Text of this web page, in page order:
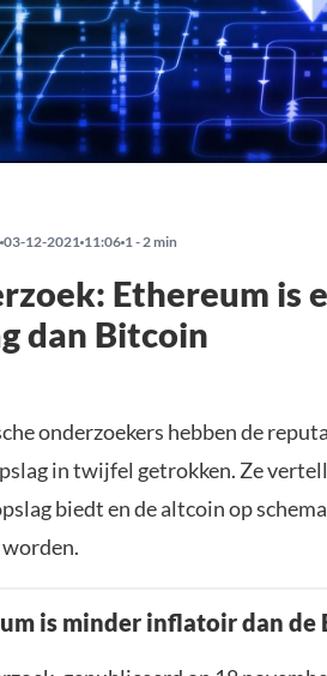
03-12-2021 11:06 1 - 2 min
Ethereum is
dan Bitcoin
onderzoekers hebben de
in twijfel getrokken. Ze
biedt en de altcoin op
is minder inflatoir dan de